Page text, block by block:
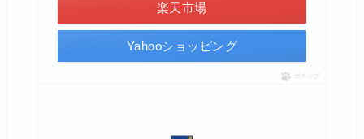
楽天市場
Yahooショッピング
ポチップ